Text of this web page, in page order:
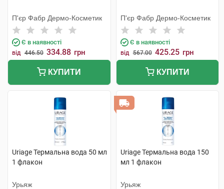
П'єр Фабр Дермо-Косметик
Є в наявності
від 446.50 334.88 грн
КУПИТИ
П'єр Фабр Дермо-Косметик
Є в наявності
від 567.00 425.25 грн
КУПИТИ
Uriage Термальна вода 50 мл
1 флакон
Урьяж
Uriage Термальна вода 150
мл 1 флакон
Урьяж